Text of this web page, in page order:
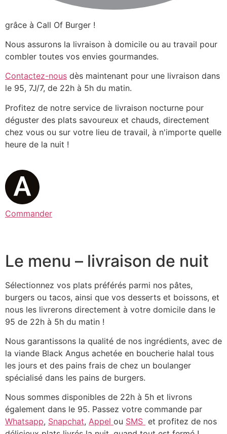
grâce à Call Of Burger !
Nous assurons la livraison à domicile ou au travail pour
combler toutes vos envies gourmandes.
Contactez-nous dès maintenant pour une livraison dans
le 95, 7J/7, de 22h à 5h du matin.
Profitez de notre service de livraison nocturne pour
déguster des plats savoureux et chauds, directement
chez vous ou sur votre lieu de travail, à n'importe quelle
heure de la nuit !
Commander
Le menu – livraison de nuit
Sélectionnez vos plats préférés parmi nos pâtes,
burgers ou tacos, ainsi que vos desserts et boissons, et
nous les livrerons directement à votre domicile dans le
95 de 22h à 5h du matin !
Nous garantissons la qualité de nos ingrédients, avec de
la viande Black Angus achetée en boucherie halal tous
les jours et des pains frais de chez un boulanger
spécialisé dans les pains de burgers.
Nous sommes disponibles de 22h à 5h et livrons
également dans le 95. Passez votre commande par
Whatsapp, Snapchat, Appel ou SMS et profitez de nos